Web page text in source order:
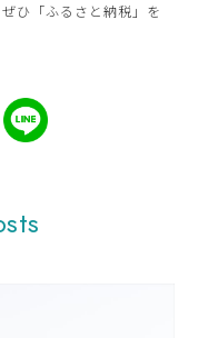
ひ「ふるさと納税」を